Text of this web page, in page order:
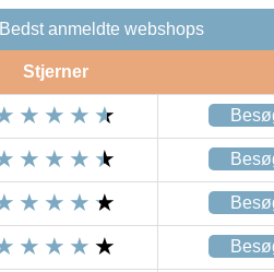
Bedst anmeldte webshops
Stjerner